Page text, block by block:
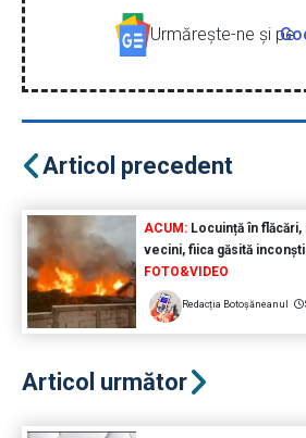
Urmăreşte-ne şi pe
Articol precedent
ACUM:Locuință în flăcări,
vecini, fiica găsită
FOTO&VIDEO
Redacția Botoșăneanul
Articol următor